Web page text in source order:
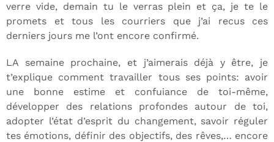
verre vide, demain tu le verras plein et ça, je te le
promets et tous les courriers que j’ai recus ces
derniers jours me l’ont encore confirmé.
LA semaine prochaine, et j’aimerais déjà y être, je
t’explique comment travailler tous ses points: avoir
une bonne estime et confuiance de toi-même,
développer des relations profondes autour de toi,
adopter l’état d’esprit du changement, savoir réguler
tes émotions, définir des objectifs, des rêves,… encore